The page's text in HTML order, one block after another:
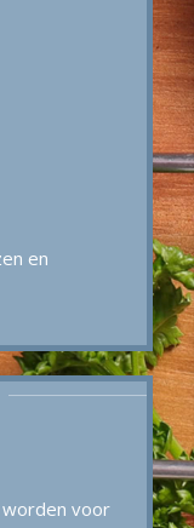
en
worden voor